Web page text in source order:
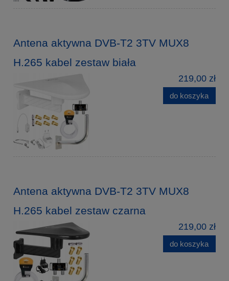
Antena aktywna DVB-T2 3TV MUX8
H.265 kabel zestaw biała
219,00 zł
do koszyka
Antena aktywna DVB-T2 3TV MUX8
H.265 kabel zestaw czarna
219,00 zł
do koszyka